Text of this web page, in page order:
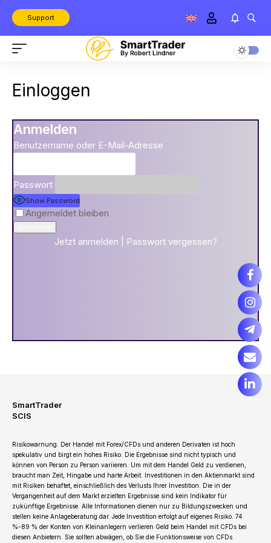
Support
Einloggen
Anmelden
Benutzername oder E-Mail-Adresse
Passwort
Show Password
Angemeldet bleiben
Jetzt anmelden Passwort vergessen?
SmartTrader
SCIS
Risikowarnung: Der Handel mit Forex/CFDs und anderen Derivaten ist hoch
spekulativ und birgt ein hohes Risiko. Die Ergebnisse sind nicht typisch und
können von Person zu Person variieren. Um mit dem Handel Geld zu verdienen,
braucht man Zeit, Hingabe und harte Arbeit. Investitionen in den Aktienmarkt sind
mit Risiken behaftet, einschließlich des Verlusts Ihrer Investition. Die in der
Vergangenheit auf dem Markt erzielten Ergebnisse sind kein Indikator für
zukünftige Ergebnisse. Alle Informationen dienen nur zu Bildungszwecken und
stellen keine Anlageberatung dar. Jede Investition erfolgt auf eigenes Risiko. 74
%-89 % der Konten von Kleinanlegern verlieren Geld beim Handel mit CFDs bei
diesen Anbietern. Sie sollten abwägen, ob Sie die Funktionsweise von CFDs